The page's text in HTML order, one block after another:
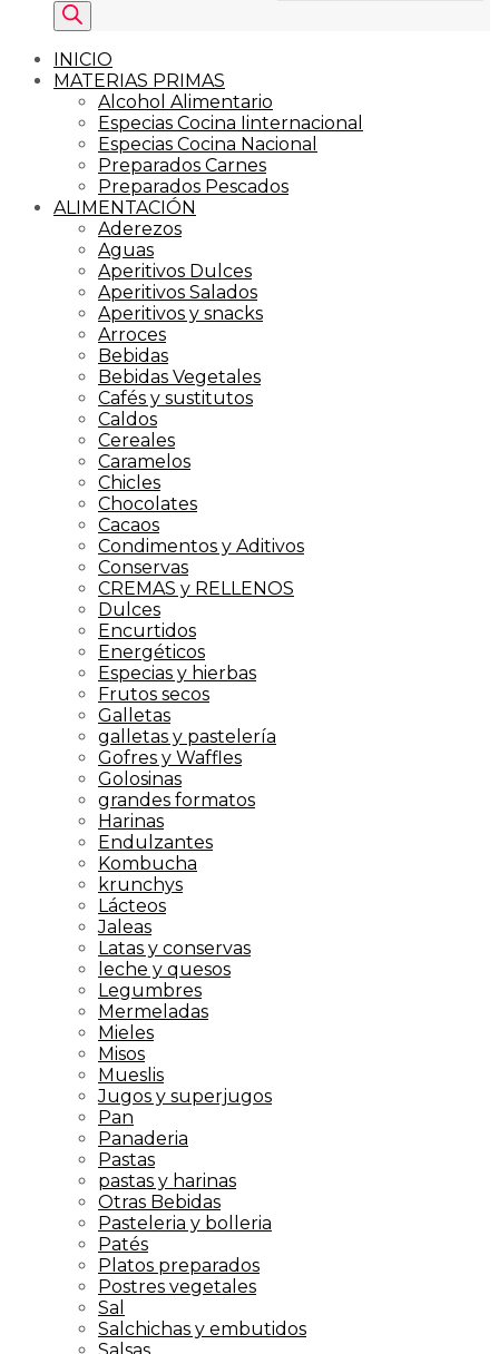
INICIO
MATERIAS PRIMAS
Alcohol Alimentario
Especias Cocina Iinternacional
Especias Cocina Nacional
Preparados Carnes
Preparados Pescados
ALIMENTACIÓN
Aderezos
Aguas
Aperitivos Dulces
Aperitivos Salados
Aperitivos y snacks
Arroces
Bebidas
Bebidas Vegetales
Cafés y sustitutos
Caldos
Cereales
Caramelos
Chicles
Chocolates
Cacaos
Condimentos y Aditivos
Conservas
CREMAS y RELLENOS
Dulces
Encurtidos
Energéticos
Especias y hierbas
Frutos secos
Galletas
galletas y pastelería
Gofres y Waffles
Golosinas
grandes formatos
Harinas
Endulzantes
Kombucha
krunchys
Lácteos
Jaleas
Latas y conservas
leche y quesos
Legumbres
Mermeladas
Mieles
Misos
Mueslis
Jugos y superjugos
Pan
Panaderia
Pastas
pastas y harinas
Otras Bebidas
Pasteleria y bolleria
Patés
Platos preparados
Postres vegetales
Sal
Salchichas y embutidos